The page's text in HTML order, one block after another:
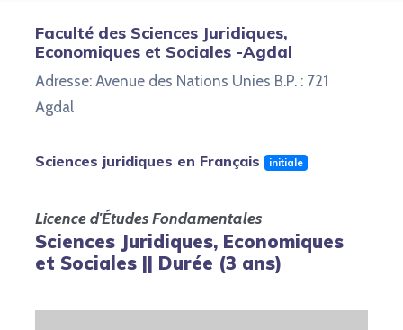
Faculté des Sciences Juridiques,
Economiques et Sociales -Agdal
Adresse: Avenue des Nations Unies B.P. : 721
Agdal
Sciences juridiques en Français initiale
Licence d'Études Fondamentales
Sciences Juridiques, Economiques
et Sociales || Durée (3 ans)